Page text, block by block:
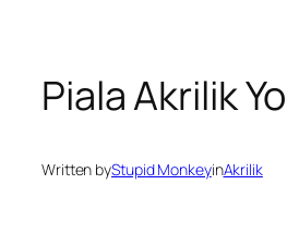
Piala Akrilik
Written byStupid MonkeyinAkrilik